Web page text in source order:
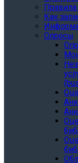
Правила
Как
Опросы